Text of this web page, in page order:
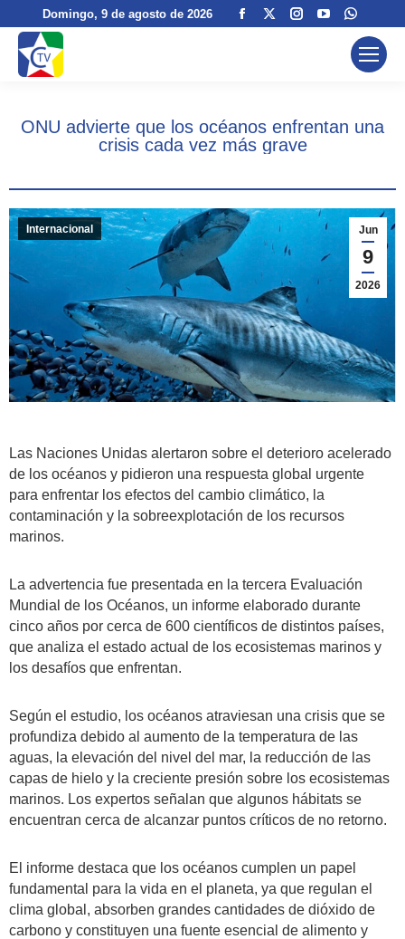
Domingo, 9 de agosto de 2026
Facebook
windowwindow
Instagram
window
YouTube
page
opens
window
page
opens
ONU advierte que los océanos enfrentan una
crisis cada vez más grave
Jun
9
2026
Internacional
Las Naciones Unidas alertaron sobre el deterioro acelerado
de los océanos y pidieron una respuesta global urgente
para enfrentar los efectos del cambio climático, la
contaminación y la sobreexplotación de los recursos
marinos.
La advertencia fue presentada en la tercera Evaluación
Mundial de los Océanos, un informe elaborado durante
cinco años por cerca de 600 científicos de distintos países,
que analiza el estado actual de los ecosistemas marinos y
los desafíos que enfrentan.
Según el estudio, los océanos atraviesan una crisis que se
profundiza debido al aumento de la temperatura de las
aguas, la elevación del nivel del mar, la reducción de las
capas de hielo y la creciente presión sobre los ecosistemas
marinos. Los expertos señalan que algunos hábitats se
encuentran cerca de alcanzar puntos críticos de no retorno.
El informe destaca que los océanos cumplen un papel
fundamental para la vida en el planeta, ya que regulan el
clima global, absorben grandes cantidades de dióxido de
carbono y constituyen una fuente esencial de alimento y